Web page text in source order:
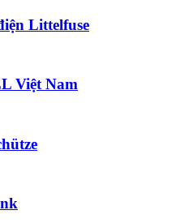
Littelfuse
Việt Nam